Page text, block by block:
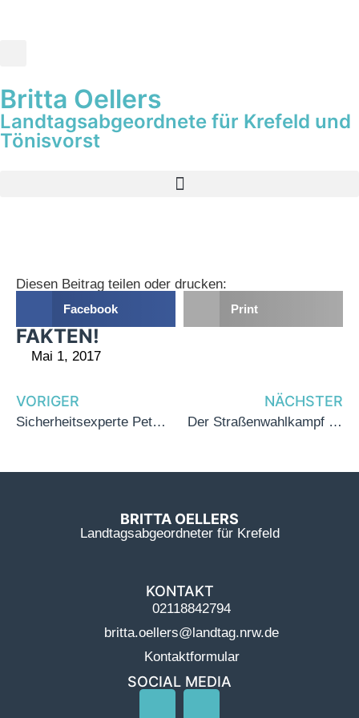
Britta Oellers
Landtagsabgeordnete für Krefeld und
Tönisvorst
FAKTEN!
Mai 1, 2017
Diesen Beitrag teilen oder drucken:
Facebook Print
VORIGER
Sicherheitsexperte Peter Biesenbach MdL bringt Licht ins Dunkle
NÄCHSTER
Der Straßenwahlkampf läuft!
BRITTA OELLERS
Landtagsabgeordneter für Krefeld
KONTAKT
02118842794
britta.oellers@landtag.nrw.de
Kontaktformular
SOCIAL MEDIA